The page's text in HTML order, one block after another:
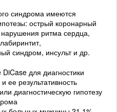
синдрома имеются
острый коронарный
ритма сердца,
синдром, инсульт и др.
для диагностики
ее результативность
диагностическую гипотезу